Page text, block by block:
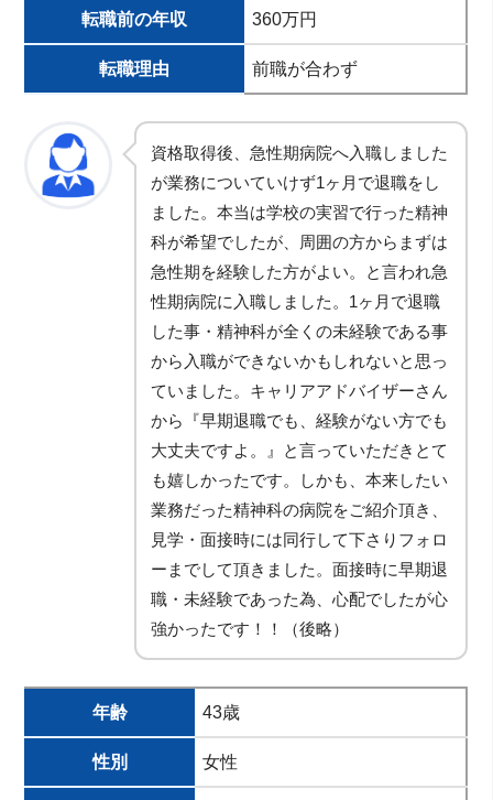
転職前の年収 360万円
転職理由 前職が合わず
資格取得後、急性期病院へ入職しました
が業務についていけず1ヶ月で退職をし
ました。本当は学校の実習で行った精神
科が希望でしたが、周囲の方からまずは
急性期を経験した方がよい。と言われ急
性期病院に入職しました。1ヶ月で退職
した事・精神科が全くの未経験である事
から入職ができないかもしれないと思っ
ていました。キャリアアドバイザーさん
から『早期退職でも、経験がない方でも
大丈夫ですよ。』と言っていただきとて
も嬉しかったです。しかも、本来したい
業務だった精神科の病院をご紹介頂き、
見学・面接時には同行して下さりフォロ
ーまでして頂きました。面接時に早期退
職・未経験であった為、心配でしたが心
強かったです！！（後略）
年齢 43歳
性別 女性